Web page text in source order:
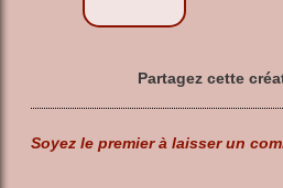
Partagez cette
Soyez le premier à laisser un